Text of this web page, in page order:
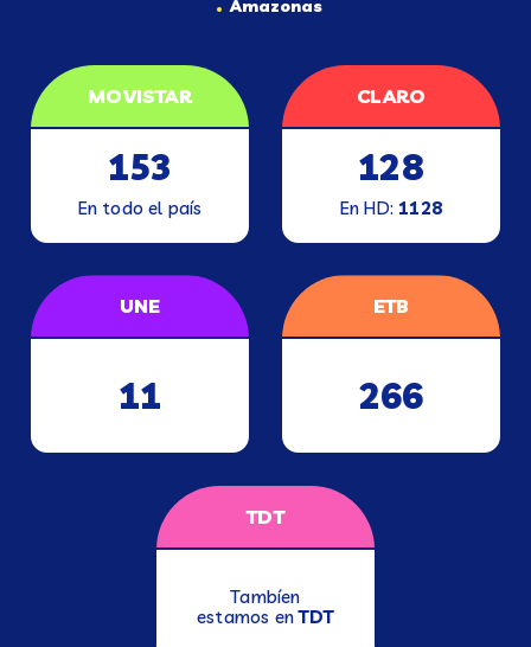
Amazonas
MOVISTAR
153
En todo el país
CLARO
128
En HD:1128
UNE
11
ETB
266
TDT
Tambíen
estamos enTDT